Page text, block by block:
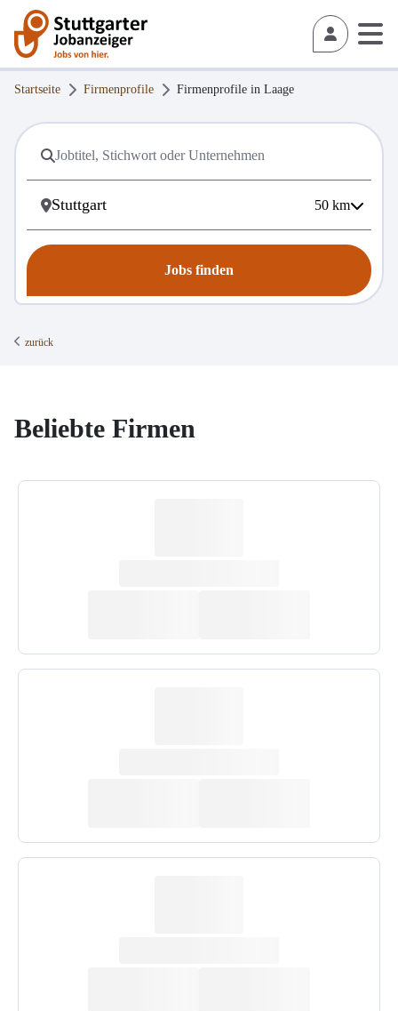
Startseite Firmenprofile Firmenprofile in Laage
50 km
Jobs finden
zurück
Beliebte Firmen